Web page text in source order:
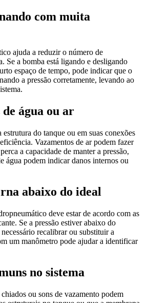
com muita
ajuda a reduzir o número de
Se a bomba está ligando e desligando
espaço de tempo, pode indicar que o
a pressão corretamente, levando ao
de água ou ar
do tanque ou em suas conexões
Vazamentos de ar podem fazer
a capacidade de manter a pressão,
água podem indicar danos internos ou
abaixo do ideal
deve estar de acordo com as
Se a pressão estiver abaixo do
recalibrar ou substituir a
um manômetro pode ajudar a identificar
no sistema
ou sons de vazamento podem